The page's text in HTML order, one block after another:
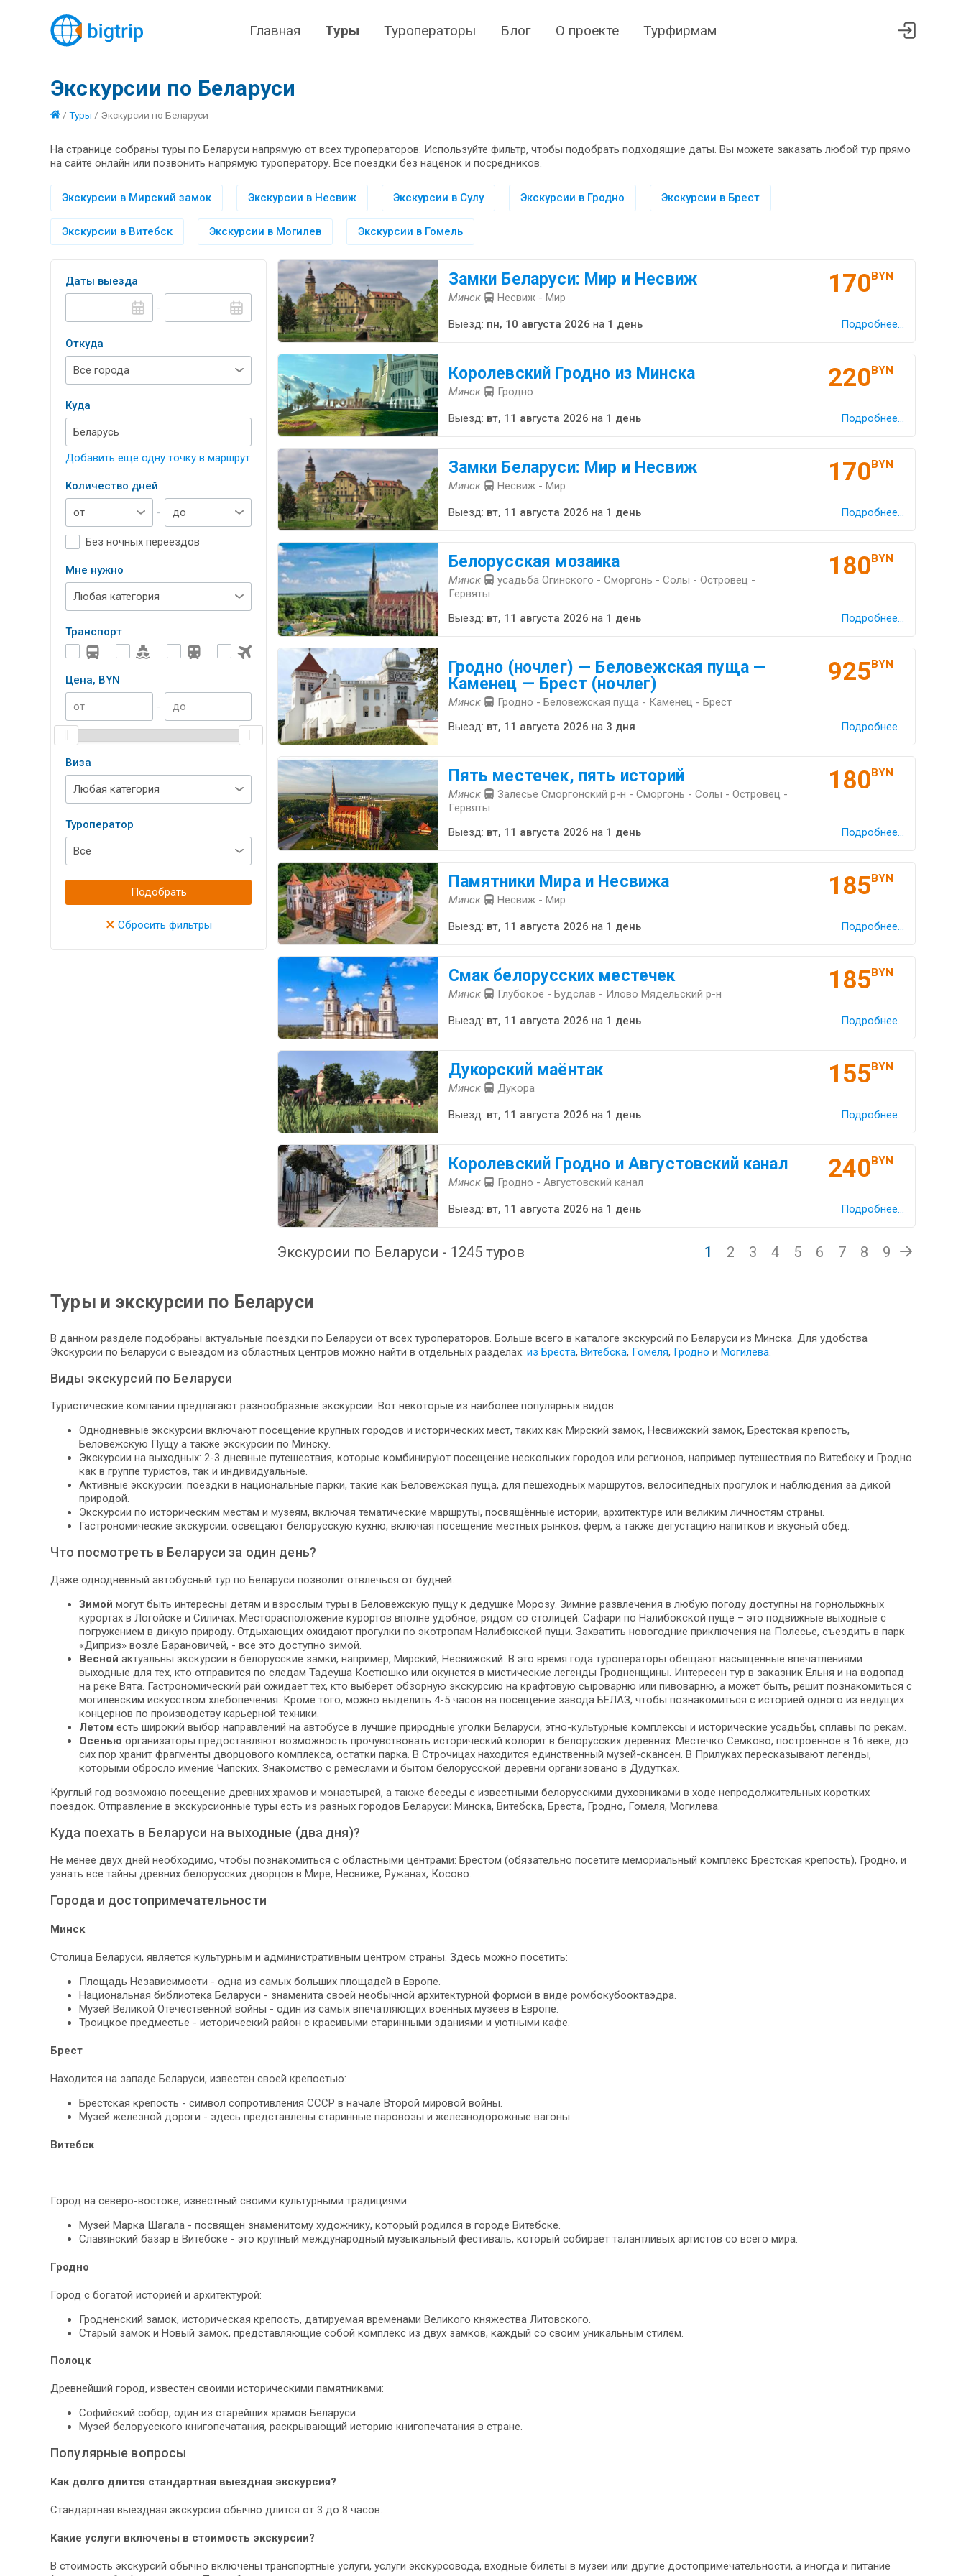
Главная Туры Туроператоры Блог О проекте Турфирмам
Экскурсии по Беларуси
/ Туры / Экскурсии по Беларуси
На странице собраны туры по Беларуси напрямую от всех туроператоров. Используйте фильтр, чтобы подобрать подходящие даты. Вы можете заказать любой тур прямо
на сайте онлайн или позвонить напрямую туроператору. Все поездки без наценок и посредников.
Экскурсии в Мирский замок Экскурсии в Несвиж Экскурсии в Сулу Экскурсии в Гродно Экскурсии в Брест
Экскурсии в Витебск Экскурсии в Могилев Экскурсии в Гомель
Даты выезда
-
Откуда
Куда
Добавить еще одну точку в маршрут
Количество дней
-
Без ночных переездов
Мне нужно
Транспорт
Цена, BYN
-
Виза
Туроператор
Подобрать
× Сбросить фильтры
Замки Беларуси: Мир и Несвиж
Минск Несвиж - Мир 170BYN
Выезд: пн, 10 августа 2026 на 1 день Подробнее...
Королевский Гродно из Минска
Минск Гродно 220BYN
Выезд: вт, 11 августа 2026 на 1 день Подробнее...
Замки Беларуси: Мир и Несвиж
Минск Несвиж - Мир 170BYN
Выезд: вт, 11 августа 2026 на 1 день Подробнее...
Белорусская мозаика
Минск
усадьба Огинского - Сморгонь - Солы - Островец -
Гервяты
180BYN
Выезд: вт, 11 августа 2026 на 1 день Подробнее...
Гродно (ночлег) — Беловежская пуща —
Каменец — Брест (ночлег)
Минск Гродно - Беловежская пуща - Каменец - Брест
925BYN
Выезд: вт, 11 августа 2026 на 3 дня Подробнее...
Пять местечек, пять историй
Минск
Залесье Сморгонский р-н - Сморгонь - Солы - Островец -
Гервяты
180BYN
Выезд: вт, 11 августа 2026 на 1 день Подробнее...
Памятники Мира и Несвижа
Минск Несвиж - Мир 185BYN
Выезд: вт, 11 августа 2026 на 1 день Подробнее...
Смак белорусских местечек
Минск Глубокое - Будслав - Илово Мядельский р-н 185BYN
Выезд: вт, 11 августа 2026 на 1 день Подробнее...
Дукорский маёнтак
Минск Дукора 155BYN
Выезд: вт, 11 августа 2026 на 1 день Подробнее...
Королевский Гродно и Августовский канал
Минск Гродно - Августовский канал 240BYN
Выезд: вт, 11 августа 2026 на 1 день Подробнее...
Экскурсии по Беларуси - 1245 туров 1 2 3 4 5 6 7 8 9
Туры и экскурсии по Беларуси
В данном разделе подобраны актуальные поездки по Беларуси от всех туроператоров. Больше всего в каталоге экскурсий по Беларуси из Минска. Для удобства
Экскурсии по Беларуси с выездом из областных центров можно найти в отдельных разделах: из Бреста, Витебска, Гомеля, Гродно и Могилева.
Виды экскурсий по Беларуси
Туристические компании предлагают разнообразные экскурсии. Вот некоторые из наиболее популярных видов:
Однодневные экскурсии включают посещение крупных городов и исторических мест, таких как Мирский замок, Несвижский замок, Брестская крепость,
Беловежскую Пущу а также экскурсии по Минску.
Экскурсии на выходных: 2-3 дневные путешествия, которые комбинируют посещение нескольких городов или регионов, например путешествия по Витебску и Гродно
как в группе туристов, так и индивидуальные.
Активные экскурсии: поездки в национальные парки, такие как Беловежская пуща, для пешеходных маршрутов, велосипедных прогулок и наблюдения за дикой
природой.
Экскурсии по историческим местам и музеям, включая тематические маршруты, посвящённые истории, архитектуре или великим личностям страны.
Гастрономические экскурсии: освещают белорусскую кухню, включая посещение местных рынков, ферм, а также дегустацию напитков и вкусный обед.
Что посмотреть в Беларуси за один день?
Даже однодневный автобусный тур по Беларуси позволит отвлечься от будней.
Зимой могут быть интересны детям и взрослым туры в Беловежскую пущу к дедушке Морозу. Зимние развлечения в любую погоду доступны на горнолыжных
курортах в Логойске и Силичах. Месторасположение курортов вполне удобное, рядом со столицей. Сафари по Налибокской пуще – это подвижные выходные с
погружением в дикую природу. Отдыхающих ожидают прогулки по экотропам Налибокской пущи. Захватить новогодние приключения на Полесье, съездить в парк
«Диприз» возле Барановичей, - все это доступно зимой.
Весной актуальны экскурсии в белорусские замки, например, Мирский, Несвижский. В это время года туроператоры обещают насыщенные впечатлениями
выходные для тех, кто отправится по следам Тадеуша Костюшко или окунется в мистические легенды Гродненщины. Интересен тур в заказник Ельня и на водопад
на реке Вята. Гастрономический рай ожидает тех, кто выберет обзорную экскурсию на крафтовую сыроварню или пивоварню, а может быть, решит познакомиться с
могилевским искусством хлебопечения. Кроме того, можно выделить 4-5 часов на посещение завода БЕЛАЗ, чтобы познакомиться с историей одного из ведущих
концернов по производству карьерной техники.
Летом есть широкий выбор направлений на автобусе в лучшие природные уголки Беларуси, этно-культурные комплексы и исторические усадьбы, сплавы по рекам.
Осенью организаторы предоставляют возможность прочувствовать исторический колорит в белорусских деревнях. Местечко Семково, построенное в 16 веке, до
сих пор хранит фрагменты дворцового комплекса, остатки парка. В Строчицах находится единственный музей-скансен. В Прилуках пересказывают легенды,
которыми обросло имение Чапских. Знакомство с ремеслами и бытом белорусской деревни организовано в Дудутках.
Круглый год возможно посещение древних храмов и монастырей, а также беседы с известными белорусскими духовниками в ходе непродолжительных коротких
поездок. Отправление в экскурсионные туры есть из разных городов Беларуси: Минска, Витебска, Бреста, Гродно, Гомеля, Могилева.
Куда поехать в Беларуси на выходные (два дня)?
Не менее двух дней необходимо, чтобы познакомиться с областными центрами: Брестом (обязательно посетите мемориальный комплекс Брестская крепость), Гродно, и
узнать все тайны древних белорусских дворцов в Мире, Несвиже, Ружанах, Косово.
Города и достопримечательности
Минск
Столица Беларуси, является культурным и административным центром страны. Здесь можно посетить:
Площадь Независимости - одна из самых больших площадей в Европе.
Национальная библиотека Беларуси - знаменита своей необычной архитектурной формой в виде ромбокубооктаэдра.
Музей Великой Отечественной войны - один из самых впечатляющих военных музеев в Европе.
Троицкое предместье - исторический район с красивыми старинными зданиями и уютными кафе.
Брест
Находится на западе Беларуси, известен своей крепостью:
Брестская крепость - символ сопротивления СССР в начале Второй мировой войны.
Музей железной дороги - здесь представлены старинные паровозы и железнодорожные вагоны.
Витебск
Город на северо-востоке, известный своими культурными традициями:
Музей Марка Шагала - посвящен знаменитому художнику, который родился в городе Витебске.
Славянский базар в Витебске - это крупный международный музыкальный фестиваль, который собирает талантливых артистов со всего мира.
Гродно
Город с богатой историей и архитектурой:
Гродненский замок, историческая крепость, датируемая временами Великого княжества Литовского.
Старый замок и Новый замок, представляющие собой комплекс из двух замков, каждый со своим уникальным стилем.
Полоцк
Древнейший город, известен своими историческими памятниками:
Софийский собор, один из старейших храмов Беларуси.
Музей белорусского книгопечатания, раскрывающий историю книгопечатания в стране.
Популярные вопросы
Как долго длится стандартная выездная экскурсия?
Стандартная выездная экскурсия обычно длится от 3 до 8 часов.
Какие услуги включены в стоимость экскурсии?
В стоимость экскурсий обычно включены транспортные услуги, услуги экскурсовода, входные билеты в музеи или другие достопримечательности, а иногда и питание